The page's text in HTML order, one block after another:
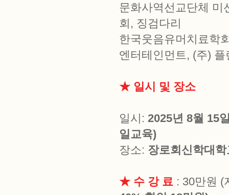
문화사역선교단체 미
회, 징검다리
한국웃음유머치료학
엔터테인먼트, (주)
★ 일시 및 장소
일시: 2025년 8월 15
일교육)
장소: 장로회신학대
★ 수 강 료 : 30만원 (